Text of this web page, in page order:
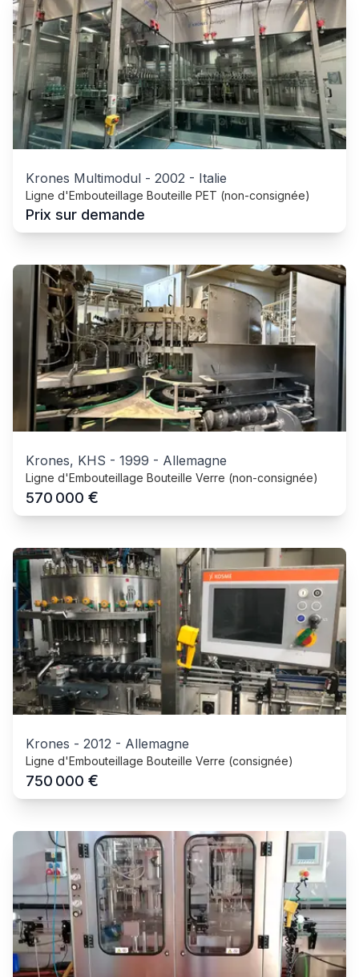
Krones Multimodul - 2002 - Italie
Ligne d'Embouteillage Bouteille PET (non-consignée)
Prix sur demande
Krones, KHS - 1999 - Allemagne
Ligne d'Embouteillage Bouteille Verre (non-consignée)
570 000 €
Krones - 2012 - Allemagne
Ligne d'Embouteillage Bouteille Verre (consignée)
750 000 €